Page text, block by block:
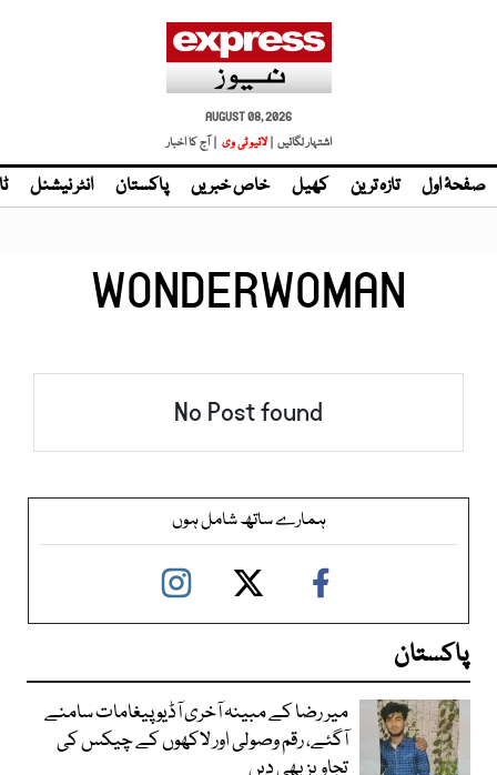
AUGUST 08, 2026
اشتہار لگائیں | لائیو ٹی وی | آج کا اخبار
صفحۂ اول تازہ ترین کھیل خاص خبریں پاکستان انٹر نیشنل
WONDERWOMAN
No Post found
ہمارے ساتھ شامل ہوں
پاکستان
میر رضا کے مبینہ آخری آڈیو پیغامات سامنے
آگئے، رقم وصولی اور لاکھوں کے چیکس کی
تجاویز بھی دیں